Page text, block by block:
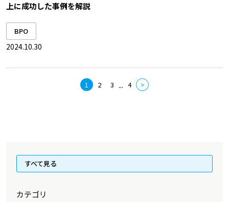
上に成功した事例を解説
BPO
2024.10.30
1 2 3 ... 4 >
すべて見る
カテゴリ